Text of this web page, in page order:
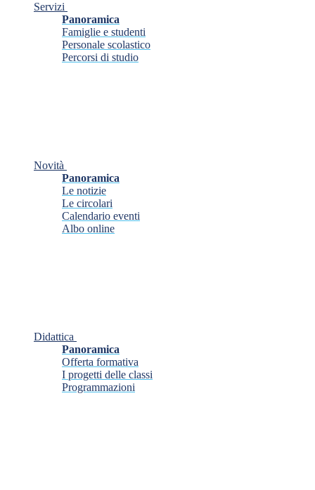
Servizi
Panoramica
Famiglie e studenti
Personale scolastico
Percorsi di studio
Novità
Panoramica
Le notizie
Le circolari
Calendario eventi
Albo online
Didattica
Panoramica
Offerta formativa
I progetti delle classi
Programmazioni